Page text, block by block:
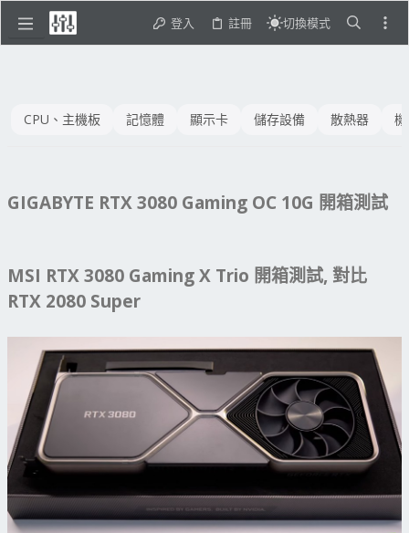
登入 註冊 切換模式
CPU、主機板 記憶體 顯示卡 儲存設備 散熱器
GIGABYTE RTX 3080 Gaming OC 10G 開箱測試
MSI RTX 3080 Gaming X Trio 開箱測試, 對比
RTX 2080 Super